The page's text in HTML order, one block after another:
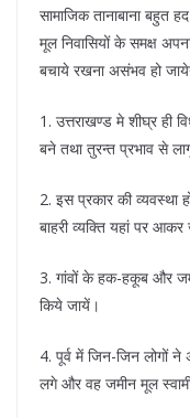
सामाजिक तानाबाना बहुत
मूल निवासियों के समक्ष
बचाये रखना असंभव हो
1. उत्तराखण्ड मे शीघ्र ही
बने तथा तुरन्त प्रभाव से
2. इस प्रकार की व्यवस्था
बाहरी व्यक्ति यहां पर
3. गांवों के हक-हकूब और
किये जायें।
4. पूर्व में जिन-जिन लोगों
लगे और वह जमीन मूल